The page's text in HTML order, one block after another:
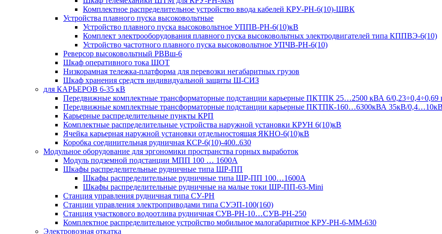
Комплектное распределительное устройство ввода кабелей КРУ-РН-6(10)-ШВК
Устройства плавного пуска высоковольтные
Устройство плавного пуска высоковольтное УППВ-РН-6(10)кВ
Комплект электрооборудования плавного пуска высоковольтных электродвигателей типа КППВЭ-6(10)
Устройство частотного плавного пуска высоковольтное УПЧВ-РН-6(10)
Реверсор высоковольтный РВВш-6
Шкаф оперативного тока ШОТ
Низкорамная тележка-платформа для перевозки негабаритных грузов
Шкаф хранения средств индивидуальной защиты Ш-СИЗ
для КАРЬЕРОВ 6-35 кВ
Передвижные комплектные трансформаторные подстанции карьерные ПКТПК 25…2500 кВА 6/0,23÷0,4÷0,69
Передвижные комплектные трансформаторные подстанции карьерные ПКТПК-160…6300кВА 35кВ/
Карьерные распределительные пункты КРП
Комплектные распределительные устройства наружной установки КРУН 6(10)кВ
Ячейка карьерная наружной установки отдельностоящая ЯКНО-6(10)кВ
Коробка соединительная рудничная КСР-6(10)-400..630
Модульное оборудование для эргономики пространства горных выработок
Модуль подземной подстанции МПП 100 … 1600А
Шкафы распределительные рудничные типа ШР-ПП
Шкафы распределительные рудничные типа ШР-ПП 100…1600А
Шкафы распределительные рудничные на малые токи ШР-ПП-63-Mini
Станция управления рудничная типа СУ-РН
Станции управления электроприводами типа СУЭП-100(160)
Станция участкового водоотлива рудничная СУВ-РН-10…СУВ-РН-250
Комплектное распределительное устройство мобильное малогабаритное КРУ-РН-6-ММ-630
Электровозная откатка